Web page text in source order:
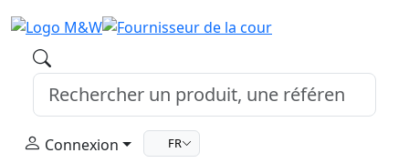
Connexion FR